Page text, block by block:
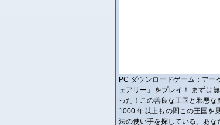
PC ダウンロードゲーム：ア
ェアリー」をプレイ！ まずは
った！この善良な王国と邪悪な
1000 年以上もの間この王国を
法の使い手を探している。あ